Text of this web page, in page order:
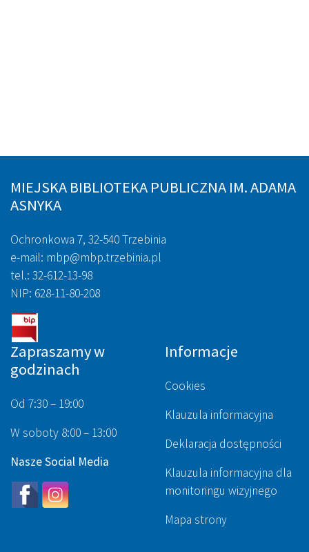
MIEJSKA BIBLIOTEKA PUBLICZNA IM. ADAMA
ASNYKA
Ochronkowa 7, 32-540 Trzebinia
e-mail: mbp@mbp.trzebinia.pl
tel.: 32-612-13-98
NIP: 628-11-80-208
Zapraszamy w
godzinach
Od 7:30 – 19:00
W soboty 8:00 – 13:00
Nasze Social Media
Informacje
Cookies
Klauzula informacyjna
Deklaracja dostępności
Klauzula informacyjna dla
monitoringu wizyjnego
Mapa strony